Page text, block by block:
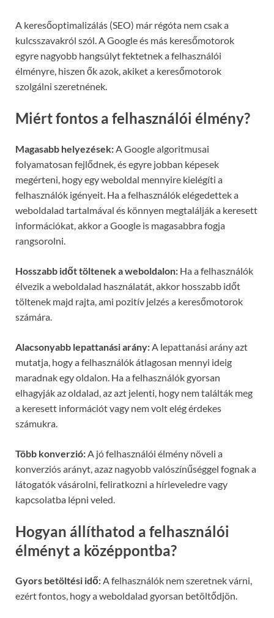
A keresőoptimalizálás (SEO) már régóta nem csak a
kulcsszavakról szól. A Google és más keresőmotorok
egyre nagyobb hangsúlyt fektetnek a felhasználói
élményre, hiszen ők azok, akiket a keresőmotorok
szolgálni szeretnének.
Miért fontos a felhasználói élmény?
Magasabb helyezések: A Google algoritmusai
folyamatosan fejlődnek, és egyre jobban képesek
megérteni, hogy egy weboldal mennyire kielégíti a
felhasználók igényeit. Ha a felhasználók elégedettek a
weboldalad tartalmával és könnyen megtalálják a keresett
információkat, akkor a Google is magasabbra fogja
rangsorolni.
Hosszabb időt töltenek a weboldalon: Ha a felhasználók
élvezik a weboldalad használatát, akkor hosszabb időt
töltenek majd rajta, ami pozitív jelzés a keresőmotorok
számára.
Alacsonyabb lepattanási arány: A lepattanási arány azt
mutatja, hogy a felhasználók átlagosan mennyi ideig
maradnak egy oldalon. Ha a felhasználók gyorsan
elhagyják az oldalad, az azt jelenti, hogy nem találták meg
a keresett információt vagy nem volt elég érdekes
számukra.
Több konverzió: A jó felhasználói élmény növeli a
konverziós arányt, azaz nagyobb valószínűséggel fognak a
látogatók vásárolni, feliratkozni a hírleveledre vagy
kapcsolatba lépni veled.
Hogyan állíthatod a felhasználói
élményt a középpontba?
Gyors betöltési idő:A felhasználók nem szeretnek várni,
ezért fontos, hogy a weboldalad gyorsan betöltődjön.